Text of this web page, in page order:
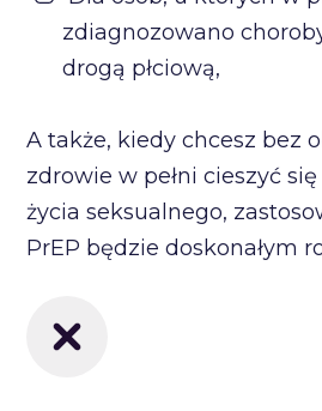
zdiagnozowano
drogą płciową,
A także, kiedy chcesz bez
zdrowie w pełni cieszyć
życia seksualnego,
PrEP będzie doskonałym